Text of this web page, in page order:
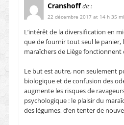
Cranshoff dit :
22 décembre 2017 at 14 h 35
L’intérêt de la diversification en
que de fournir tout seul le panier,
maraîchers de Liège
Le but est autre, non seulement
biologique et de confusion des
augmente les risques de
psychologique : le plaisir du
des légumes, d’en tenter de